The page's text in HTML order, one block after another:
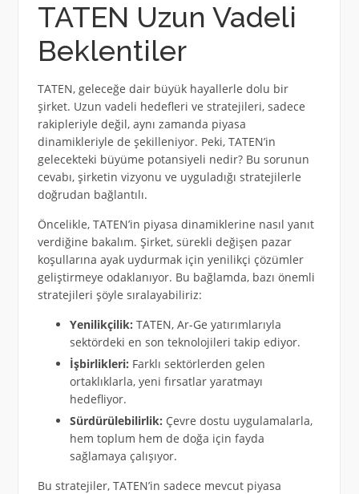
TATEN Uzun Vadeli
Beklentiler
TATEN, geleceğe dair büyük hayallerle dolu bir
şirket. Uzun vadeli hedefleri ve stratejileri, sadece
rakipleriyle değil, aynı zamanda piyasa
dinamikleriyle de şekilleniyor. Peki, TATEN’in
gelecekteki büyüme potansiyeli nedir? Bu sorunun
cevabı, şirketin vizyonu ve uyguladığı stratejilerle
doğrudan bağlantılı.
Öncelikle, TATEN’in piyasa dinamiklerine nasıl yanıt
verdiğine bakalım. Şirket, sürekli değişen pazar
koşullarına ayak uydurmak için yenilikçi çözümler
geliştirmeye odaklanıyor. Bu bağlamda, bazı önemli
stratejileri şöyle sıralayabiliriz:
Yenilikçilik: TATEN, Ar-Ge yatırımlarıyla
sektördeki en son teknolojileri takip ediyor.
İşbirlikleri: Farklı sektörlerden gelen
ortaklıklarla, yeni fırsatlar yaratmayı
hedefliyor.
Sürdürülebilirlik: Çevre dostu uygulamalarla,
hem toplum hem de doğa için fayda
sağlamaya çalışıyor.
Bu stratejiler, TATEN’in sadece mevcut piyasa